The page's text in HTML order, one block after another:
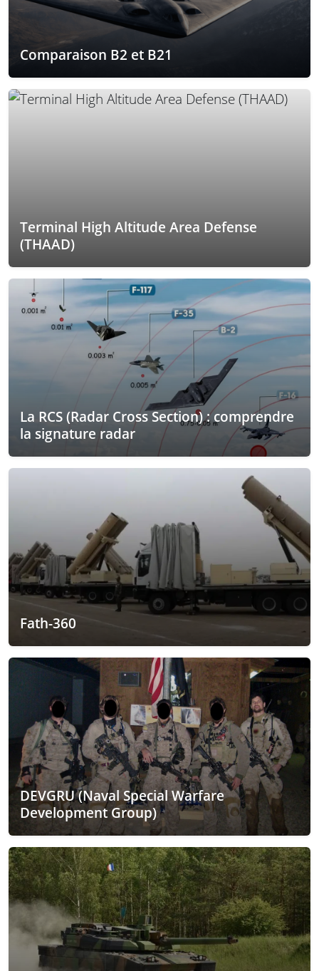
Comparaison B2 et B21
Terminal High Altitude Area Defense
(THAAD)
La RCS (Radar Cross Section) : comprendre
la signature radar
Fath-360
DEVGRU (Naval Special Warfare
Development Group)